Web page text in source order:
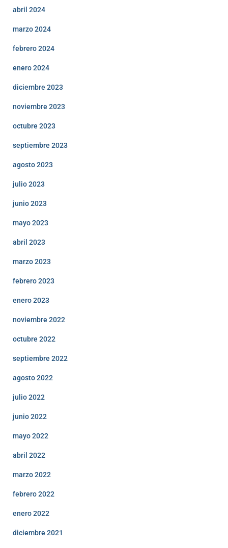
abril 2024
marzo 2024
febrero 2024
enero 2024
diciembre 2023
noviembre 2023
octubre 2023
septiembre 2023
agosto 2023
julio 2023
junio 2023
mayo 2023
abril 2023
marzo 2023
febrero 2023
enero 2023
noviembre 2022
octubre 2022
septiembre 2022
agosto 2022
julio 2022
junio 2022
mayo 2022
abril 2022
marzo 2022
febrero 2022
enero 2022
diciembre 2021